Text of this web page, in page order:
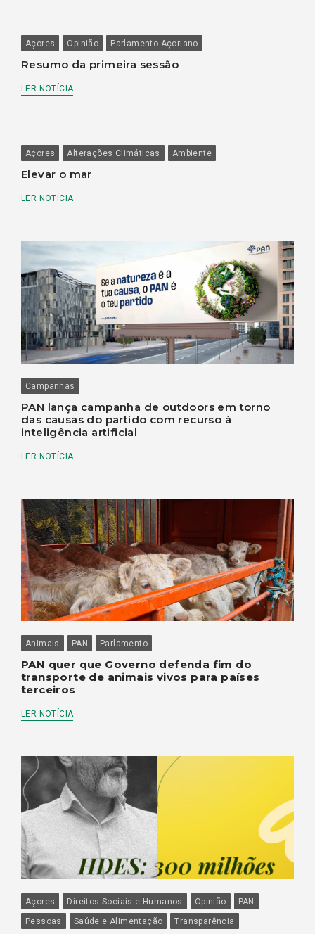
Açores Opinião Parlamento Açoriano
Resumo da primeira sessão
LER NOTÍCIA
Açores Alterações Climáticas Ambiente
Elevar o mar
LER NOTÍCIA
Campanhas
PAN lança campanha de outdoors em torno
das causas do partido com recurso à
inteligência artificial
LER NOTÍCIA
Animais PAN Parlamento
PAN quer que Governo defenda fim do
transporte de animais vivos para países
terceiros
LER NOTÍCIA
Açores Direitos Sociais e Humanos Opinião
PAN
Pessoas
Saúde e Alimentação Transparência